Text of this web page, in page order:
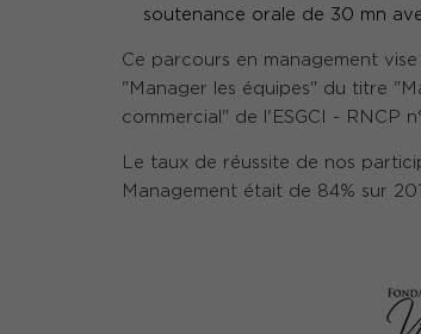
soutenance orale de 30 mn
Ce parcours en management
"Manager les équipes" du titre
commercial" de l'ESGCI - RNCP
Le taux de réussite de nos
Management était de 84% sur